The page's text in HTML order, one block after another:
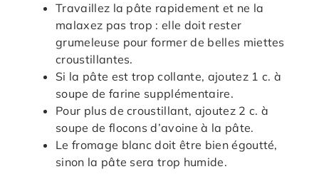
Travaillez la pâte rapidement et ne la
malaxez pas trop : elle doit rester
grumeleuse pour former de belles miettes
croustillantes.
Si la pâte est trop collante, ajoutez 1 c. à
soupe de farine supplémentaire.
Pour plus de croustillant, ajoutez 2 c. à
soupe de flocons d’avoine à la pâte.
Le fromage blanc doit être bien égoutté,
sinon la pâte sera trop humide.